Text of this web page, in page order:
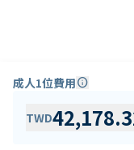
成人1位費用info
TWD